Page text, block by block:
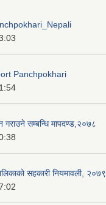
Panchpokhari
गराउने सम्बन्धि मापदण्ड,२०७८
सहकारी नियमावली, २०७९